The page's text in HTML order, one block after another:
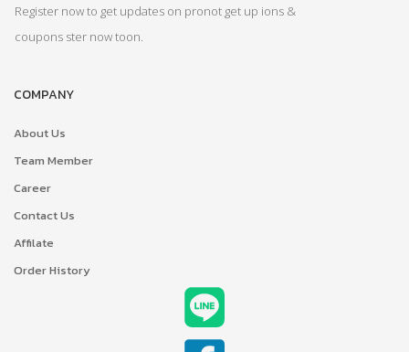
Register now to get updates on pronot get up ions &
coupons ster now toon.
COMPANY
About Us
Team Member
Career
Contact Us
Affilate
Order History